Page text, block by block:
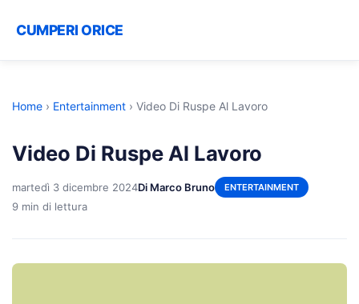
CUMPERI ORICE
Home › Entertainment › Video Di Ruspe Al Lavoro
Video Di Ruspe Al Lavoro
martedì 3 dicembre 2024Di Marco Bruno ENTERTAINMENT
9 min di lettura